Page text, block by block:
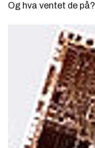
Og hva ventet de på?